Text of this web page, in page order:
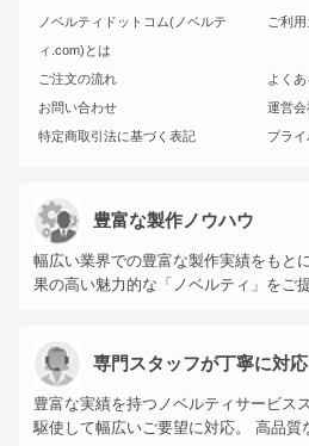
ノベルティドットコム(ノベルテ
ィ.com)とは
ご利
ご注文の流れ
よく
お問い合わせ
運営会
特定商取引法に基づく表記
プラ
豊富な製作ノウハウ
幅広い業界での豊富な製作実績をもと
果の高い魅力的な「ノベルティ」をご
専門スタッフが丁寧に対応
豊富な実績を持つノベルティサービス
駆使して幅広いご要望に対応。 高品質